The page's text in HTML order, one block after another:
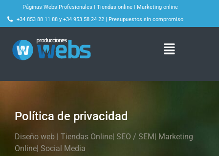
Páginas Webs Profesionales | Tiendas online | Marketing online
+34 853 88 11 88 y +34 953 58 24 22 | Presupuestos sin compromiso
Política de privacidad
Diseño web | Tiendas Online| SEO / SEM| Marketing
Online| Social Media